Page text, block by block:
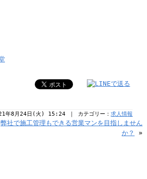
年8月24日(火) 15:24 ｜ カテゴリー： 求人情報
弊社で施工管理もできる営業マンを目指しません
か？
»